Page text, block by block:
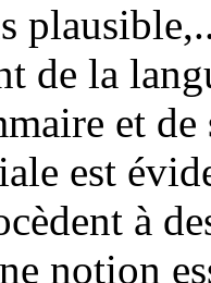
de la
et
est
à
notion